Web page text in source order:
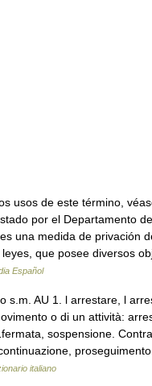
usos de este término,
por el Departamento
una medida de privación
que posee diversos
Español
s.m. AU 1. l arrestare, l
o di un attività:
sospensione.
italiano